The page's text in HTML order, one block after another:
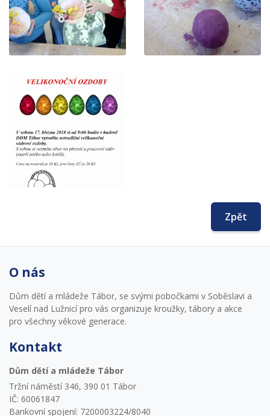
Zpět
O nás
Dům dětí a mládeže Tábor, se svými pobočkami v Soběslavi a
Veselí nad Lužnicí pro vás organizuje kroužky, tábory a akce
pro všechny věkové generace.
Kontakt
Dům dětí a mládeže Tábor
Tržní náměstí 346, 390 01 Tábor
IČ: 60061847
Bankovní spojení: 7200003224/8040